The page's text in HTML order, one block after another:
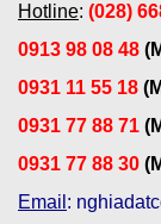
Hotline: (028)
0913 98 08 48
0931 11 55 18
0931 77 88 71
0931 77 88 30
Email :